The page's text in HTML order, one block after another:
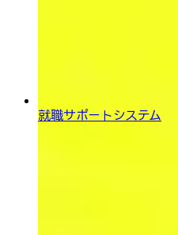
就職サポートシステム